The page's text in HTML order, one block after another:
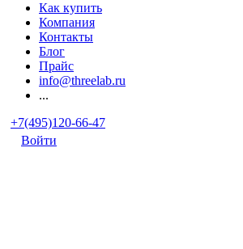
Как купить
Компания
Контакты
Блог
Прайс
info@threelab.ru
...
+7(495)120-66-47
Войти